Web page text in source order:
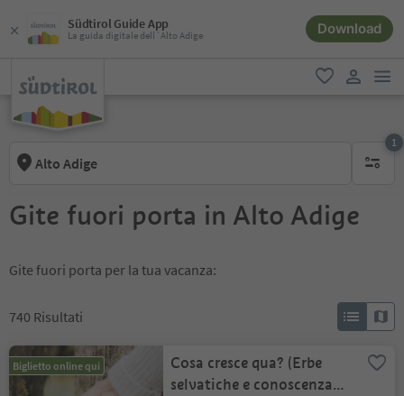
Südtirol Guide App
La guida digitale dell´Alto Adige Download
favoriti
Alto Adige
1
1 filtro
Gite fuori porta in Alto Adige
Gite fuori porta per la tua vacanza:
740 Risultati
Biglietto online qui
Cosa cresce qua? (Erbe
selvatiche e conoscenza